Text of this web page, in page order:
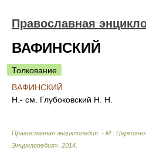
Православная
ВАФИНСКИЙ
Толкование
ВАФИНСКИЙ
Н.- см. Глубоковский Н. Н.
Православная энциклопедия. - М.:
Энциклопедия» 2014